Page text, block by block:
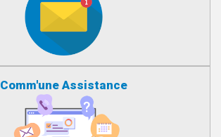
Comm'une Assistance